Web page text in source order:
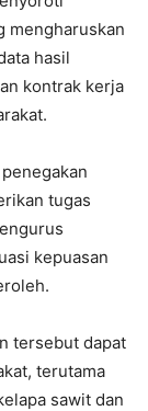
mengharuskan
hasil
kontrak kerja
tugas
kepuasan
tersebut dapat
terutama
sawit dan